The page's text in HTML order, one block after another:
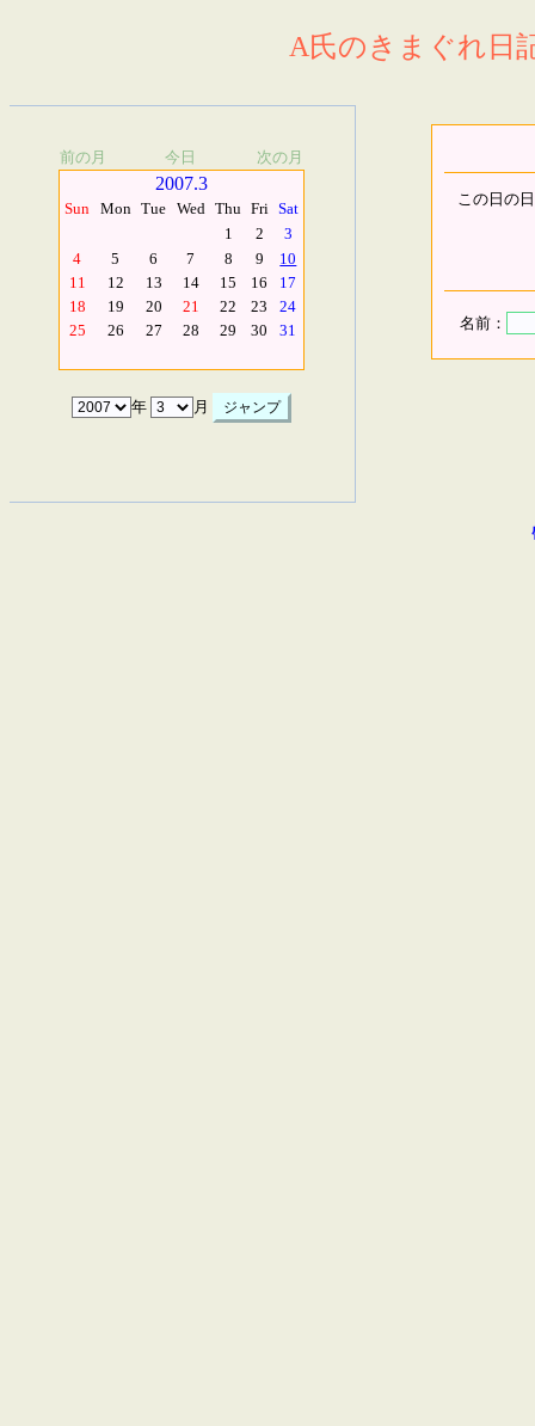
A氏のきまぐれ日
前の月 今日 次の月
2007.3
Sun Mon Tue Wed Thu Fri Sat
1
2
3
4
5 6 7 8 9
10
11
12 13 14 15 16
17
18
19 20 21 22 23
24
25
26 27 28 29 30 31
年 月
この日の
名前：